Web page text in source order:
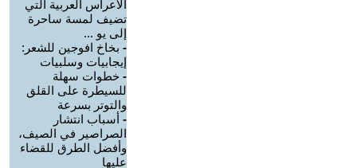
الأعراس العربية التي
تضيف لمسة ساحرة
إلى يو ...
- بخاخ افوجين للشعر:
إيجابيات وسلبيات
- خطوات سهلة
للسيطرة على القلق
والتوتر بسرعة
- أسباب انتشار
الصراصير في الصيف،
وأفضل الطرق للقضاء
عليها